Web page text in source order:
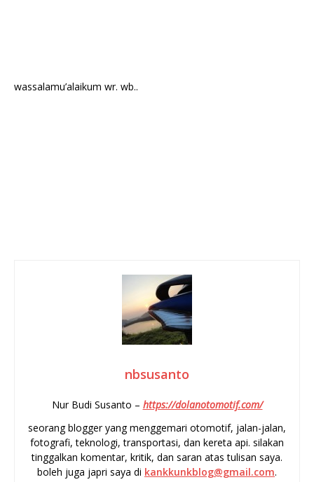
wassalamu’alaikum wr. wb..
nbsusanto
Nur Budi Susanto – https://dolanotomotif.com/
seorang blogger yang menggemari otomotif, jalan-jalan,
fotografi, teknologi, transportasi, dan kereta api. silakan
tinggalkan komentar, kritik, dan saran atas tulisan saya.
boleh juga japri saya di kankkunkblog@gmail.com.